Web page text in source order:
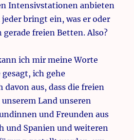
Intensivstationen anbieten
jeder bringt ein, was er oder
gerade freien Betten. Also?
ich mir meine Worte
ich gehe
davon aus, dass die freien
Land unseren
und Freunden aus
und Spanien und weiteren